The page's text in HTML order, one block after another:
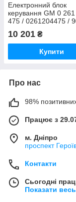
Електронний блок
керування GM 0
475 / 0261204475 /
10 201 ₴
Купити
Про нас
98% позитивних
Працює з
м. Дніпро
проспект
Контакти
Сьогодні
Показати